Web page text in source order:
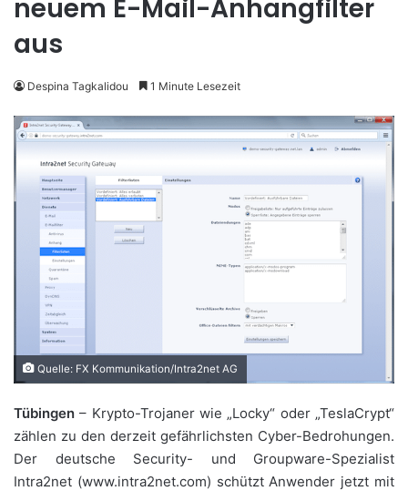
neuem E-Mail-Anhangfilter
aus
Despina Tagkalidou 1 Minute Lesezeit
Quelle: FX Kommunikation/Intra2net AG
Tübingen – Krypto-Trojaner wie „Locky“ oder „TeslaCrypt“
zählen zu den derzeit gefährlichsten Cyber-Bedrohungen.
Der deutsche Security- und Groupware-Spezialist
Intra2net (www.intra2net.com) schützt Anwender jetzt mit